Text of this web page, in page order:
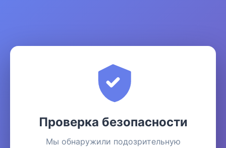
Проверка безопасности
Мы обнаружили подозрительную